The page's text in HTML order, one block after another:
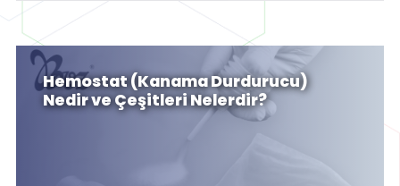
Hemostat (Kanama Durdurucu)
Nedir ve Çeşitleri Nelerdir?